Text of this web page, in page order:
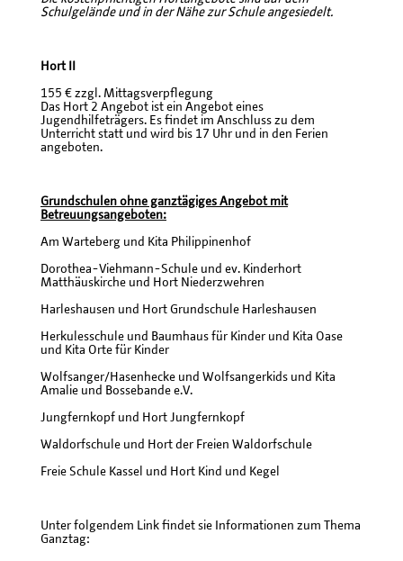
Schulgelände und in der Nähe zur Schule angesiedelt.
Hort II
155 € zzgl. Mittagsverpflegung
Das Hort 2 Angebot ist ein Angebot eines
Jugendhilfeträgers. Es findet im Anschluss zu dem
Unterricht statt und wird bis 17 Uhr und in den Ferien
angeboten.
Grundschulen ohne ganztägiges Angebot mit
Betreuungsangeboten:
Am Warteberg und Kita Philippinenhof
Dorothea-Viehmann-Schule und ev. Kinderhort
Matthäuskirche und Hort Niederzwehren
Harleshausen und Hort Grundschule Harleshausen
Herkulesschule und Baumhaus für Kinder und Kita Oase
und Kita Orte für Kinder
Wolfsanger/Hasenhecke und Wolfsangerkids und Kita
Amalie und Bossebande e.V.
Jungfernkopf und Hort Jungfernkopf
Waldorfschule und Hort der Freien Waldorfschule
Freie Schule Kassel und Hort Kind und Kegel
Unter folgendem Link findet sie Informationen zum Thema
Ganztag: